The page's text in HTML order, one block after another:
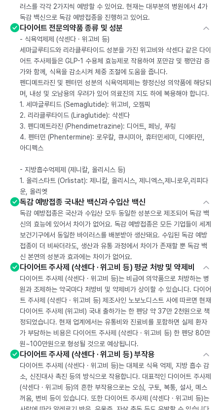
러스를 각각 2가지씩 예방할 수 있어요. 현재는 대부분의 병원에서 4가
독감 백신으로 독감 예방접종을 진행하고 있어요.
다이어트 전문의약품 종류 및 성분
- 식욕억제제 (삭센다 · 위고비 등)
세마글루티드와 리라클루타이드 성분을 가진 위고비와 삭센다 같은 다이
어트 주사제들은 GLP-1 수용체 효능제로 작용하여 포만감 및 팽만감 증
가와 함께, 식욕을 감소시켜 체중 조절에 도움을 줍니다.
펜디메트라진 및 펜터민 성분의 식욕억제제는 향정신성 의약품에 해당되
며, 내성 및 오남용의 우려가 있어 의료진의 지도 하에 복용해야 합니다.
1. 세마글루티드 (Semaglutide): 위고비, 오젬픽
2. 리라클루타이드 (Liraglutide): 삭센다
3. 펜디메트라진 (Phendimetrazine): 디어트, 페닝, 푸링
4. 펜터민 (Phentermine): 로우칼, 큐시미아, 휴터민세미, 디에타민,
아디펙스
- 지방흡수억제제 (제니칼, 올리시스 등)
1. 올리스타트 (Orlistat): 제니칼, 올리시스, 제니엑스,제니로우,리피다
운, 올리엣
독감 예방접종 국내산 백신과 수입산 백신
독감 예방접종은 국산과 수입산 모두 동일한 성분으로 제조되어 독감 백
신의 효능에 있어서 차이가 없어요. 독감 예방접종은 모든 기업들이 세계
보건기구에서 동일한 바이러스를 배분받아 생산돼요. 수입된 독감 예방
접종이 더 비싸더라도, 생산과 유통 과정에서 차이가 존재할 뿐 독감 백
신 본연의 성분과 효과에는 차이가 없어요.
다이어트 주사제 (삭센다 · 위고비 등) 평균 처방 및 약제비
다이어트 주사제 (삭센다 · 위고비 등)는 비급여 의약품으로 처방하는 병
원과 조제하는 약국마다 처방비 및 약제비가 상이할 수 있습니다. 다이어
트 주사제 (삭센다 · 위고비 등) 제조사인 노보노디스트 사에 따르면 현재
다이어트 주사제 (위고비) 국내 출하가는 한 펜당 약 37만 2천원으로 책
정되었습니다. 현재 업계에서는 유통비와 진료비를 포함하면 실제 환자
가 부담하는 비용은 다이어트 주사제 (삭센다 · 위고비 등) 한 펜당 80만
원~100만원으로 형성될 것으로 예상됩니다.
다이어트 주사제 (삭센다 · 위고비 등) 부작용
다이어트 주사제 (삭센다 · 위고비 등)는 대체로 식욕 억제, 지방 흡수 감
소, 신진대사 촉진 등의 방식으로 작용합니다. 대표적인 다이어트 주사제
(삭센다 · 위고비 등)의 흔한 부작용으로는 오심, 구토, 복통, 설사, 메스
꺼움, 변비 등이 있습니다. 또한 다이어트 주사제 (삭센다 · 위고비 등)는